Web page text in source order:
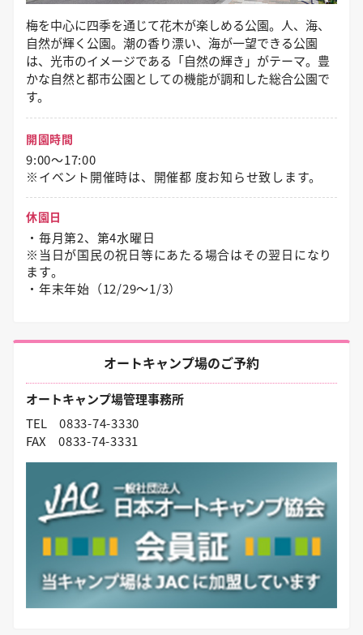
梅を中心に四季を通じて花木が楽しめる公園。人、海、
自然が輝く公園。潮の香り漂い、海が一望できる公園
は、光市のイメージである「自然の輝き」がテーマ。豊
かな自然と都市公園としての機能が調和した総合公園で
す。
開園時間
9:00～17:00
※イベント開催時は、開催都 度お知らせ致します。
休園日
・毎月第2、第4水曜日
※当日が国民の祝日等にあたる場合はその翌日になり
ます。
・年末年始（12/29〜1/3）
オートキャンプ場のご予約
オートキャンプ場管理事務所
TEL 0833-74-3330
FAX 0833-74-3331